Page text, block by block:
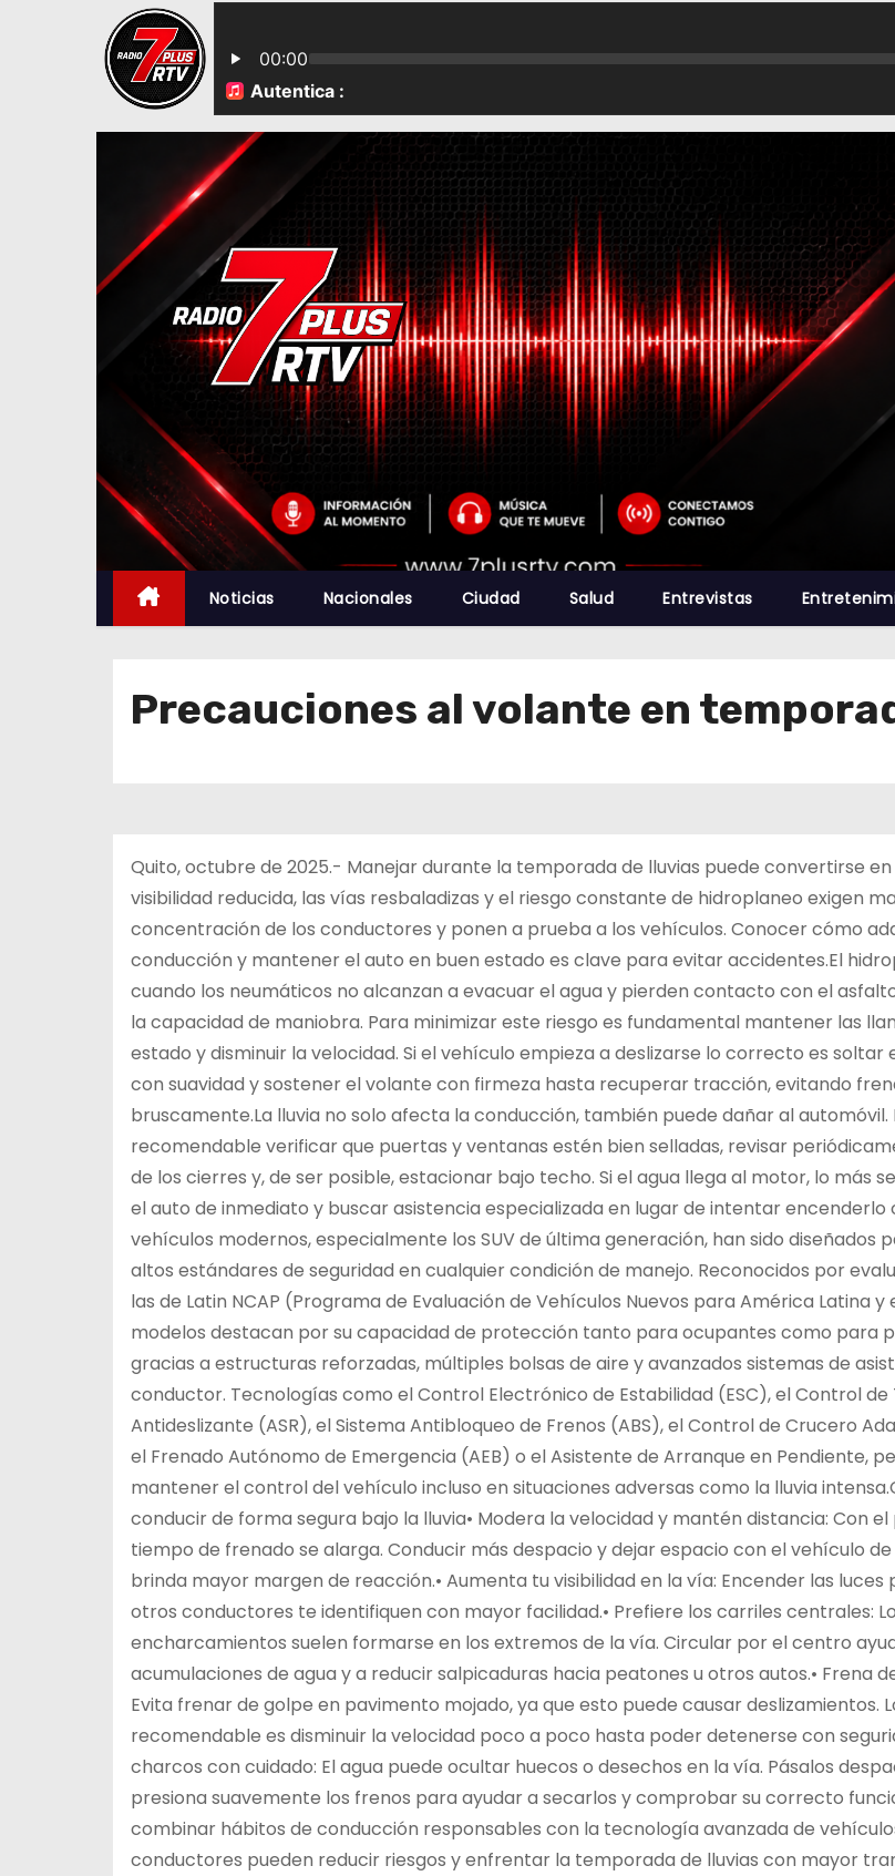
Noticias Nacionales Ciudad Salud Entrevistas
Precauciones al volante en
Quito, octubre de 2025.- Manejar durante la temporada de lluvias puede convertirse en
visibilidad reducida, las vías resbaladizas y el riesgo constante de hidroplaneo exigen
concentración de los conductores y ponen a prueba a los vehículos. Conocer cómo
conducción y mantener el auto en buen estado es clave para evitar accidentes.El
cuando los neumáticos no alcanzan a evacuar el agua y pierden contacto con el
la capacidad de maniobra. Para minimizar este riesgo es fundamental mantener las
estado y disminuir la velocidad. Si el vehículo empieza a deslizarse lo correcto es soltar
con suavidad y sostener el volante con firmeza hasta recuperar tracción, evitando
bruscamente.La lluvia no solo afecta la conducción, también puede dañar al automóvil.
recomendable verificar que puertas y ventanas estén bien selladas, revisar
de los cierres y, de ser posible, estacionar bajo techo. Si el agua llega al motor, lo más
el auto de inmediato y buscar asistencia especializada en lugar de intentar encenderlo
vehículos modernos, especialmente los SUV de última generación, han sido diseñados
altos estándares de seguridad en cualquier condición de manejo. Reconocidos por
las de Latin NCAP (Programa de Evaluación de Vehículos Nuevos para América Latina y
modelos destacan por su capacidad de protección tanto para ocupantes como para
gracias a estructuras reforzadas, múltiples bolsas de aire y avanzados sistemas de
conductor. Tecnologías como el Control Electrónico de Estabilidad (ESC), el Control de
Antideslizante (ASR), el Sistema Antibloqueo de Frenos (ABS), el Control de Crucero
el Frenado Autónomo de Emergencia (AEB) o el Asistente de Arranque en Pendiente,
mantener el control del vehículo incluso en situaciones adversas como la lluvia
conducir de forma segura bajo la lluvia• Modera la velocidad y mantén distancia: Con el
tiempo de frenado se alarga. Conducir más despacio y dejar espacio con el vehículo
brinda mayor margen de reacción.• Aumenta tu visibilidad en la vía: Encender las luces
otros conductores te identifiquen con mayor facilidad.• Prefiere los carriles centrales:
encharcamientos suelen formarse en los extremos de la vía. Circular por el centro
acumulaciones de agua y a reducir salpicaduras hacia peatones u otros autos.• Frena
Evita frenar de golpe en pavimento mojado, ya que esto puede causar deslizamientos.
recomendable es disminuir la velocidad poco a poco hasta poder detenerse con
charcos con cuidado: El agua puede ocultar huecos o desechos en la vía. Pásalos
presiona suavemente los frenos para ayudar a secarlos y comprobar su correcto
combinar hábitos de conducción responsables con la tecnología avanzada de
conductores pueden reducir riesgos y enfrentar la temporada de lluvias con mayor